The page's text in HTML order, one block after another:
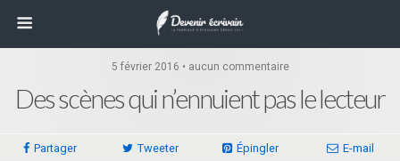
5 février 2016 • aucun commentaire
Des scènes qui n’ennuient pas le lecteur
Partager Tweeter Épingler E-mail